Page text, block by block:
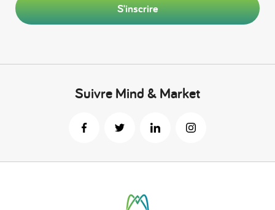
S'inscrire
Suivre Mind & Market